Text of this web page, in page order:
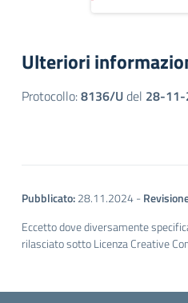
Ulteriori
Protocollo:8136/Udel 28-
Pubblicato:28.11.2024-
Eccetto dove diversamente
rilasciato sotto Licenza Creative